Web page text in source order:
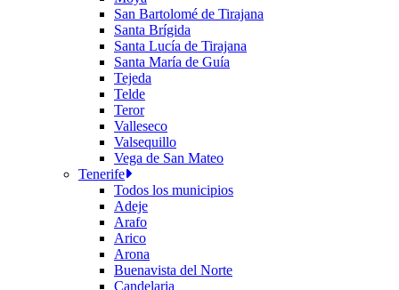
San Bartolomé de Tirajana
Santa Brígida
Santa Lucía de Tirajana
Santa María de Guía
Tejeda
Telde
Teror
Valleseco
Valsequillo
Vega de San Mateo
Tenerife
Todos los municipios
Adeje
Arafo
Arico
Arona
Buenavista del Norte
Candelaria